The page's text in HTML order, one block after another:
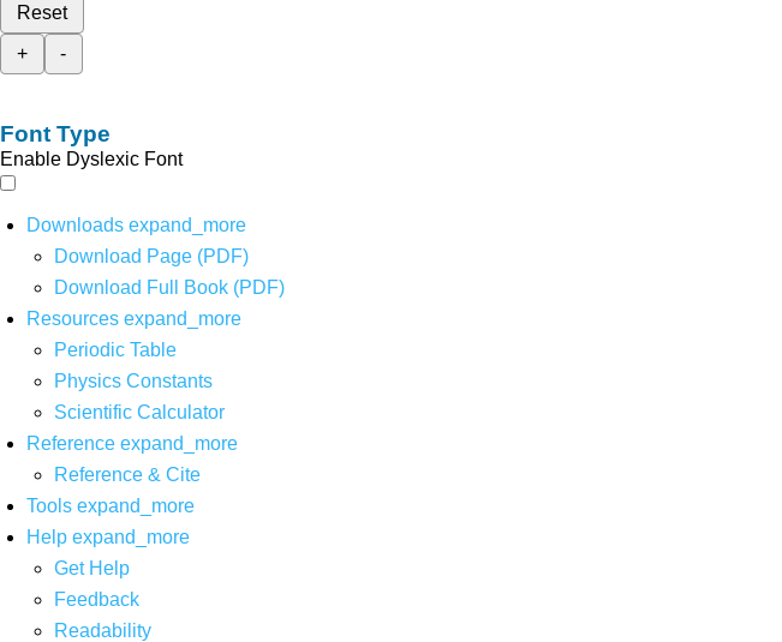
Reset
+
-
Font Type
Enable Dyslexic Font
Downloads expand_more
Download Page (PDF)
Download Full Book (PDF)
Resources expand_more
Periodic Table
Physics Constants
Scientific Calculator
Reference expand_more
Reference & Cite
Tools expand_more
Help expand_more
Get Help
Feedback
Readability